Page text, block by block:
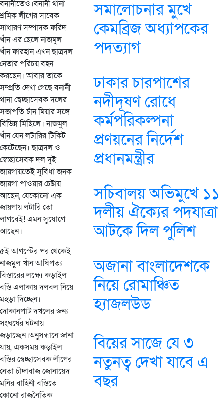
বনানীতেও।বনানী থানা
শ্রমিক লীগের সাবেক
সাধারণ সম্পাদক ফরিদ
খাঁন এর ছেলে নাজমুল
খাঁন ফারহান এখন ছাত্রদল
নেতার পরিচয় বহন
করছেন। আবার তাকে
সম্প্রতি দেখা গেছে বনানী
থানা স্বেচ্ছাসেবক দলের
সভাপতি চাঁন মিয়ার সঙ্গে
বিভিন্ন মিছিলে। নাজমুল
খাঁন যেন লটারির টিকিট
কেটেছেন। ছাত্রদল ও
স্বেচ্ছাসেবক দল দুই
জায়গায়তেই সুবিধা জনক
জায়গা পাওয়ার চেষ্টায়
আছেন, যেকোনো এক
জায়গায় লটারি তো
লাগবেই! এমন সুযোগে
আছেন।
৫ই আগস্টের পর থেকেই
নাজমুল খাঁন আধিপত্য
বিস্তারের লক্ষ্যে কড়াইল
বস্তি এলাকায় দলবল নিয়ে
মহড়া দিচ্ছেন।
দোকানপাট দখলের জন্য
সংঘর্ষের ঘটনায়
জড়াচ্ছেন।অনুসন্ধানে জানা
যায়, একসময় কড়াইল
বস্তির স্বেচ্ছাসেবক লীগের
নেতা চাঁদাবাজ জোনায়েদ
মনির বাহিনী বস্তিতে
কোনো রাজনৈতিক
সমালোচনার মুখে
কেমব্রিজ অধ্যাপকের
পদত্যাগ
ঢাকার চারপাশের
নদীদূষণ রোধে
কর্মপরিকল্পনা
প্রণয়নের নির্দেশ
প্রধানমন্ত্রীর
সচিবালয় অভিমুখে ১১
দলীয় ঐক্যের পদযাত্রা
আটকে দিল পুলিশ
অজানা বাংলাদেশকে
নিয়ে রোমাঞ্চিত
হ্যাজলউড
বিয়ের সাজে যে ৩
নতুনত্ব দেখা যাবে এ
বছর